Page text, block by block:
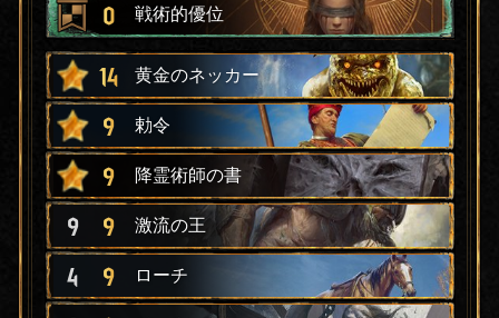
0 戦術的優位
14 黄金のネッカー
9 勅令
9 降霊術師の書
9 9 激流の王
4 9 ローチ